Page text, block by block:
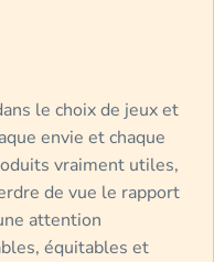
le choix de jeux et
envie et chaque
vraiment utiles,
de vue le rapport
attention
équitables et